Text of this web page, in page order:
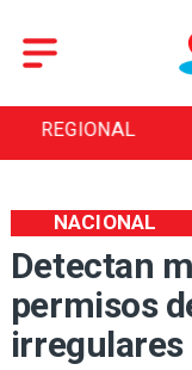
REGIONAL
Detectan
permisos
irregulares
NACIONAL